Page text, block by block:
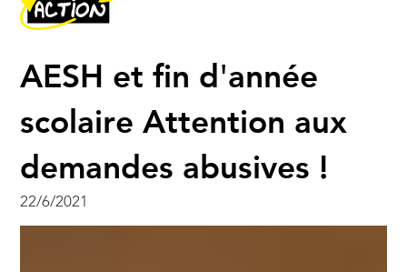
AESH et fin d'année
scolaire Attention aux
demandes abusives !
22/6/2021